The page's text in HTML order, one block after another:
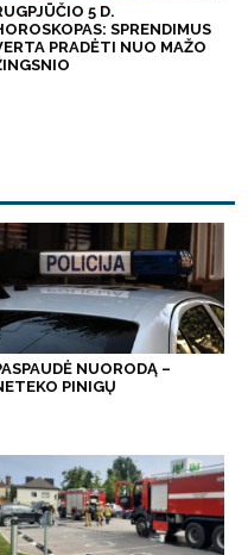
5 D.
SPRENDIMUS
PRADĖTI NUO MAŽO
NUORODĄ –
PINIGŲ